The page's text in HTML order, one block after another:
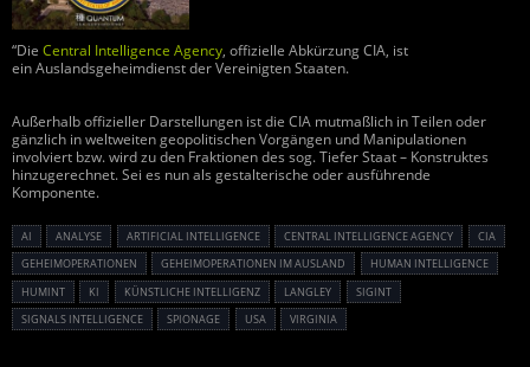
“Die Central Intelligence Agency, offizielle Abkürzung CIA, ist
ein Auslandsgeheimdienst der Vereinigten Staaten.
Außerhalb offizieller Darstellungen ist die CIA mutmaßlich in Teilen oder
gänzlich in weltweiten geopolitischen Vorgängen und Manipulationen
involviert bzw. wird zu den Fraktionen des sog. Tiefer Staat – Konstruktes
hinzugerechnet. Sei es nun als gestalterische oder ausführende
Komponente.
AI ANALYSE ARTIFICIAL INTELLIGENCE CENTRAL INTELLIGENCE AGENCY
CIA
GEHEIMOPERATIONEN
GEHEIMOPERATIONEN IM AUSLAND
HUMAN INTELLIGENCE
HUMINT
KI KÜNSTLICHE INTELLIGENZ LANGLEY
SIGINT
SIGNALS INTELLIGENCE
SPIONAGE USA VIRGINIA